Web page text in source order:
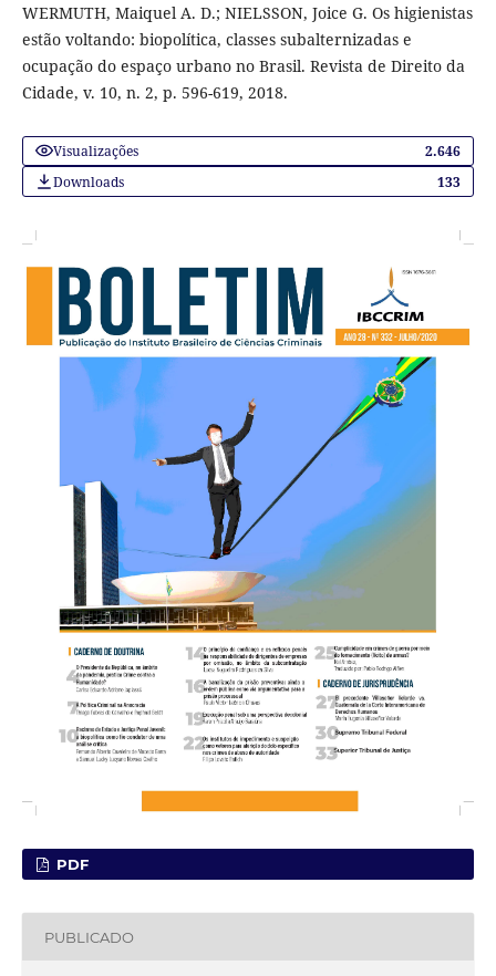
WERMUTH, Maiquel A. D.; NIELSSON, Joice G. Os higienistas
estão voltando: biopolítica, classes subalternizadas e
ocupação do espaço urbano no Brasil. Revista de Direito da
Cidade, v. 10, n. 2, p. 596-619, 2018.
Visualizações
2.646
Downloads
133
PDF
PUBLICADO